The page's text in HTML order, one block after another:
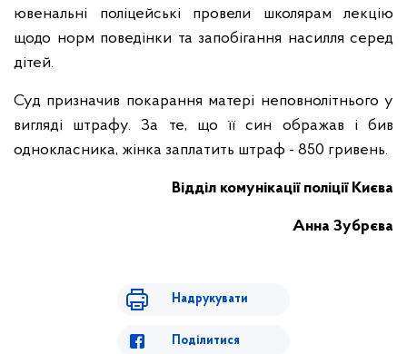
ювенальні поліцейські провели школярам лекцію
щодо норм поведінки та запобігання насилля серед
дітей.
Суд призначив покарання матері неповнолітнього у
вигляді штрафу. За те, що її син ображав і бив
однокласника, жінка заплатить штраф - 850 гривень.
Відділ комунікації поліції Києва
Анна Зубрєва
Надрукувати
Поділитися